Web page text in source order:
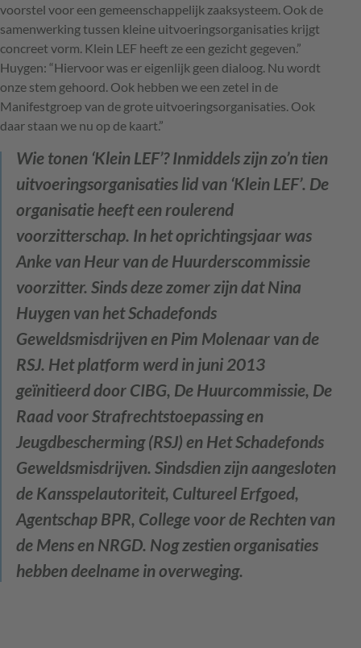
voorstel voor een gemeenschappelijk zaaksysteem. Ook de
samenwerking tussen kleine uitvoeringsorganisaties krijgt
concreet vorm. Klein LEF heeft ze een gezicht gegeven.”
Huygen: “Hiervoor was er eigenlijk geen dialoog. Nu wordt
onze stem gehoord. Ook hebben we een zetel in de
Manifestgroep van de grote uitvoeringsorganisaties. Ook
daar staan we nu op de kaart.”
Wie tonen ‘Klein LEF’?Inmiddels zijn zo’n tien
uitvoeringsorganisaties lid van ‘Klein LEF’. De
organisatie heeft een roulerend
voorzitterschap. In het oprichtingsjaar was
Anke van Heur van de Huurderscommissie
voorzitter. Sinds deze zomer zijn dat Nina
Huygen van het Schadefonds
Geweldsmisdrijven en Pim Molenaar van de
RSJ. Het platform werd in juni 2013
geïnitieerd door CIBG, De Huurcommissie, De
Raad voor Strafrechtstoepassing en
Jeugdbescherming (RSJ) en Het Schadefonds
Geweldsmisdrijven. Sindsdien zijn aangesloten
de Kansspelautoriteit, Cultureel Erfgoed,
Agentschap BPR, College voor de Rechten van
de Mens en NRGD. Nog zestien organisaties
hebben deelname in overweging.